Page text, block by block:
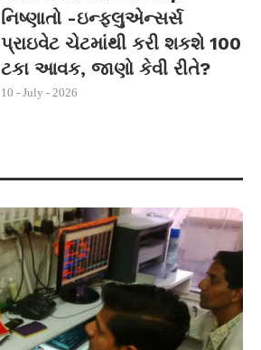
નિષ્ણાતો -ઇન્ફ્લુએન્સર્સ
પ્રાઇવેટ ચેટમાંથી કરી શકશે 100
ટકા આવક, જાણો કેવી રીતે?
10 - July - 2026